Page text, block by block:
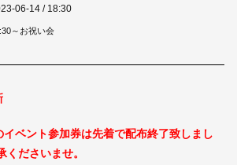
06-14 / 18:30
～お祝い会
イベント参加券は先着で配布終了致しまし
くださいませ。